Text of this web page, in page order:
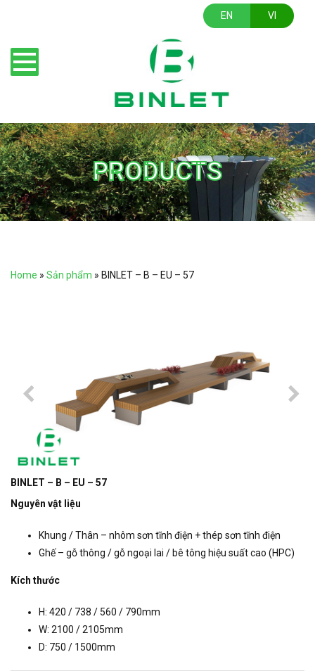
EN VI
PRODUCTS
Home » Sản phẩm » BINLET – B – EU – 57
BINLET – B – EU – 57
Nguyên vật liệu
Khung / Thân – nhôm sơn tĩnh điện + thép sơn tĩnh điện
Ghế – gỗ thông / gỗ ngoại lai / bê tông hiệu suất cao (HPC)
Kích thước
H: 420 / 738 / 560 / 790mm
W: 2100 / 2105mm
D: 750 / 1500mm